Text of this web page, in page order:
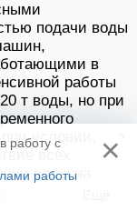
подачи воды
в
работы
т воды, но при
условии, что
всех
воды на
вновь
работу с
работы
×